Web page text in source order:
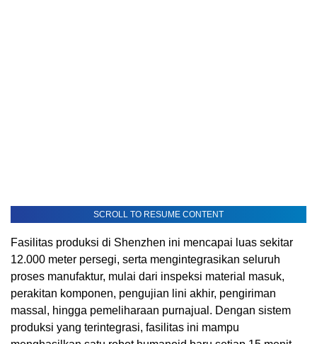
SCROLL TO RESUME CONTENT
Fasilitas produksi di Shenzhen ini mencapai luas sekitar
12.000 meter persegi, serta mengintegrasikan seluruh
proses manufaktur, mulai dari inspeksi material masuk,
perakitan komponen, pengujian lini akhir, pengiriman
massal, hingga pemeliharaan purnajual. Dengan sistem
produksi yang terintegrasi, fasilitas ini mampu